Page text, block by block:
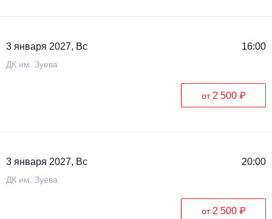
3 января 2027, Вс 16:00
ДК им. Зуева
от 2 500 ₽
3 января 2027, Вс 20:00
ДК им. Зуева
от 2 500 ₽